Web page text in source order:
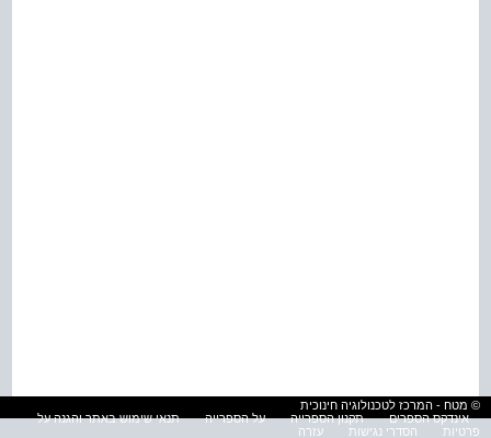
© מטח - המרכז לטכנולוגיה חינוכית
אינדקס הספרים
תקנון הספרייה על הספרייה
תנאי שימוש באתר והגנה על
פרטיות
הסדרי נגישות עזרה